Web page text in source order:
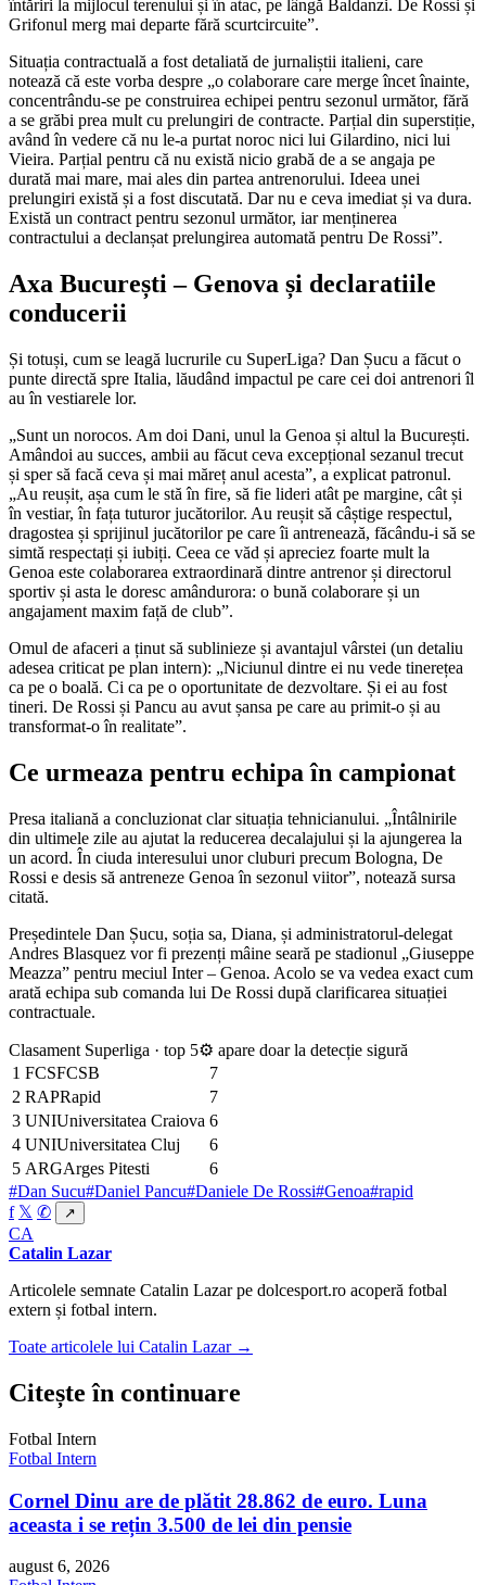
întăriri la mijlocul terenului și în atac, pe lângă Baldanzi. De Rossi și
Grifonul merg mai departe fără scurtcircuite”.
Situația contractuală a fost detaliată de jurnaliștii italieni, care
notează că este vorba despre „o colaborare care merge încet înainte,
concentrându-se pe construirea echipei pentru sezonul următor, fără
a se grăbi prea mult cu prelungiri de contracte. Parțial din superstiție,
având în vedere că nu le-a purtat noroc nici lui Gilardino, nici lui
Vieira. Parțial pentru că nu există nicio grabă de a se angaja pe
durată mai mare, mai ales din partea antrenorului. Ideea unei
prelungiri există și a fost discutată. Dar nu e ceva imediat și va dura.
Există un contract pentru sezonul următor, iar menținerea
contractului a declanșat prelungirea automată pentru De Rossi”.
Axa București – Genova și declaratiile
conducerii
Și totuși, cum se leagă lucrurile cu SuperLiga? Dan Șucu a făcut o
punte directă spre Italia, lăudând impactul pe care cei doi antrenori îl
au în vestiarele lor.
„Sunt un norocos. Am doi Dani, unul la Genoa și altul la București.
Amândoi au succes, ambii au făcut ceva excepțional sezanul trecut
și sper să facă ceva și mai măreț anul acesta”, a explicat patronul.
„Au reușit, așa cum le stă în fire, să fie lideri atât pe margine, cât și
în vestiar, în fața tuturor jucătorilor. Au reușit să câștige respectul,
dragostea și sprijinul jucătorilor pe care îi antrenează, făcându-i să se
simtă respectați și iubiți. Ceea ce văd și apreciez foarte mult la
Genoa este colaborarea extraordinară dintre antrenor și directorul
sportiv și asta le doresc amândurora: o bună colaborare și un
angajament maxim față de club”.
Omul de afaceri a ținut să sublinieze și avantajul vârstei (un detaliu
adesea criticat pe plan intern): „Niciunul dintre ei nu vede tinerețea
ca pe o boală. Ci ca pe o oportunitate de dezvoltare. Și ei au fost
tineri. De Rossi și Pancu au avut șansa pe care au primit-o și au
transformat-o în realitate”.
Ce urmeaza pentru echipa în campionat
Presa italiană a concluzionat clar situația tehnicianului. „Întâlnirile
din ultimele zile au ajutat la reducerea decalajului și la ajungerea la
un acord. În ciuda interesului unor cluburi precum Bologna, De
Rossi e desis să antreneze Genoa în sezonul viitor”, notează sursa
citată.
Președintele Dan Șucu, soția sa, Diana, și administratorul-delegat
Andres Blasquez vor fi prezenți mâine seară pe stadionul „Giuseppe
Meazza” pentru meciul Inter – Genoa. Acolo se va vedea exact cum
arată echipa sub comanda lui De Rossi după clarificarea situației
contractuale.
Clasament Superliga · top 5⚙ apare doar la detecție sigură
1 FCSFCSB
7
2 RAPRapid
7
3 UNIUniversitatea Craiova 6
4 UNIUniversitatea Cluj
6
5 ARGArges Pitesti
6
#Dan Sucu#Daniel Pancu#Daniele De Rossi#Genoa#rapid
f 𝕏 ✆ ↗
CA
Catalin Lazar
Articolele semnate Catalin Lazar pe dolcesport.ro acoperă fotbal
extern și fotbal intern.
Toate articolele lui Catalin Lazar →
Citește în continuare
Fotbal Intern
Fotbal Intern
Cornel Dinu are de plătit 28.862 de euro. Luna
aceasta i se rețin 3.500 de lei din pensie
august 6, 2026